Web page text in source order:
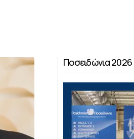
Ποσειδώνια 2026